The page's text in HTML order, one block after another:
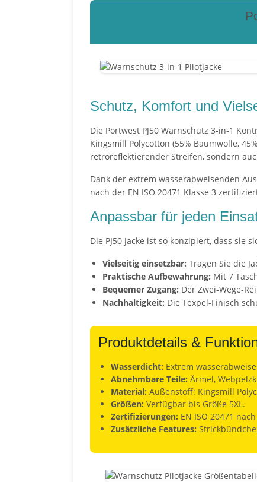
Schutz, Komfort und
Die Portwest PJ50 Warnschutz 3-in-1
Kingsmill Polycotton (55% Baumwolle,
retroreflektierender Streifen, sondern
Dank der extrem wasserabweisenden
nach der EN ISO 20471 Klasse 3
Anpassbar für jeden
Die PJ50 Jacke ist so konzipiert, dass sie
Vielseitig einsetzbar: Tragen Sie die
Praktische Aufbewahrung: Mit 7
Bequemer Zugang: Der Zwei-Wege-
Nachhaltigkeit: Die Texpel-Finisch
Produktdetails &
Wasserdicht: Extrem
Abnehmbare Teile: Ärmel,
Material: Außenstoff: Kingsmill
Größen: Verfügbar bis Größe 5XL.
Zertifizierungen: EN ISO 20471
Zusätzliche Features: